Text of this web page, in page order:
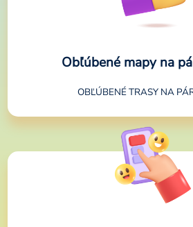
Obľúbené mapy na
OBĽÚBENÉ TRASY NA